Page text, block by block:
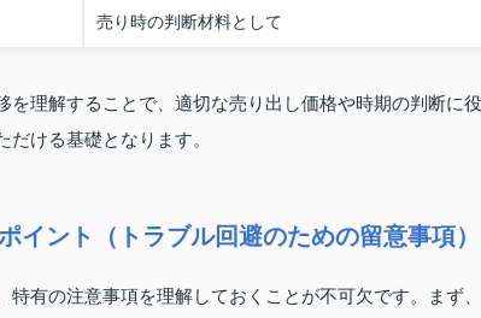
売り時の判断材料として
理解することで、適切な売り出し価格や時期の判断に役
ける基礎となります。
ント（トラブル回避のための留意事項）
有の注意事項を理解しておくことが不可欠です。まず、